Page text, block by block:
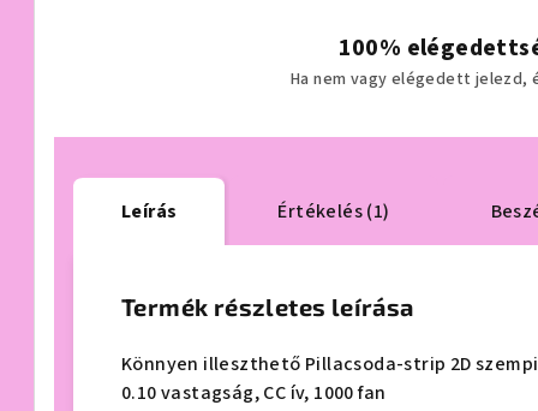
100%
Ha nem vagy elégedett jelezd,
Leírás Értékelés (1)
Termék részletes leírása
Könnyen illeszthető Pillacsoda-strip 2D
0.10 vastagság, CC ív, 1000 fan